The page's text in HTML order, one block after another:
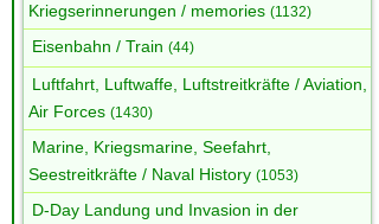
Kriegserinnerungen / memories (1132)
Eisenbahn / Train (44)
Luftfahrt, Luftwaffe, Luftstreitkräfte / Aviation,
Air Forces (1430)
Marine, Kriegsmarine, Seefahrt,
Seestreitkräfte / Naval History (1053)
D-Day Landung und Invasion in der